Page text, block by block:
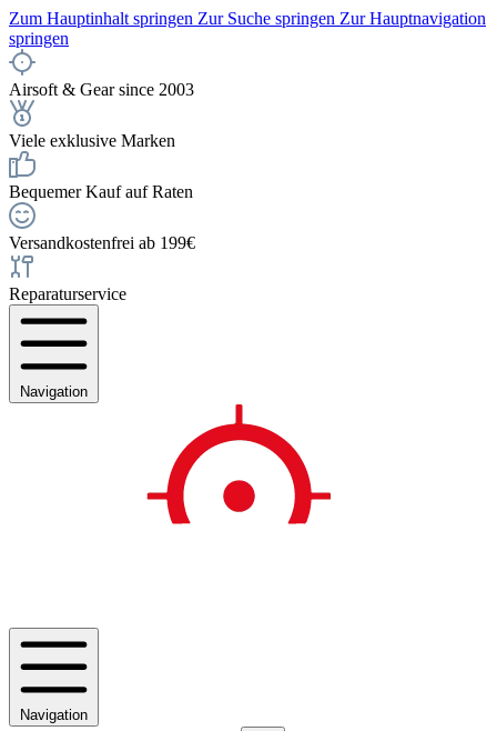
Zum Hauptinhalt springen Zur Suche springen Zur Hauptnavigation
springen
Airsoft & Gear since 2003
Viele exklusive Marken
Bequemer Kauf auf Raten
Versandkostenfrei ab 199€
Reparaturservice
Navigation
Navigation